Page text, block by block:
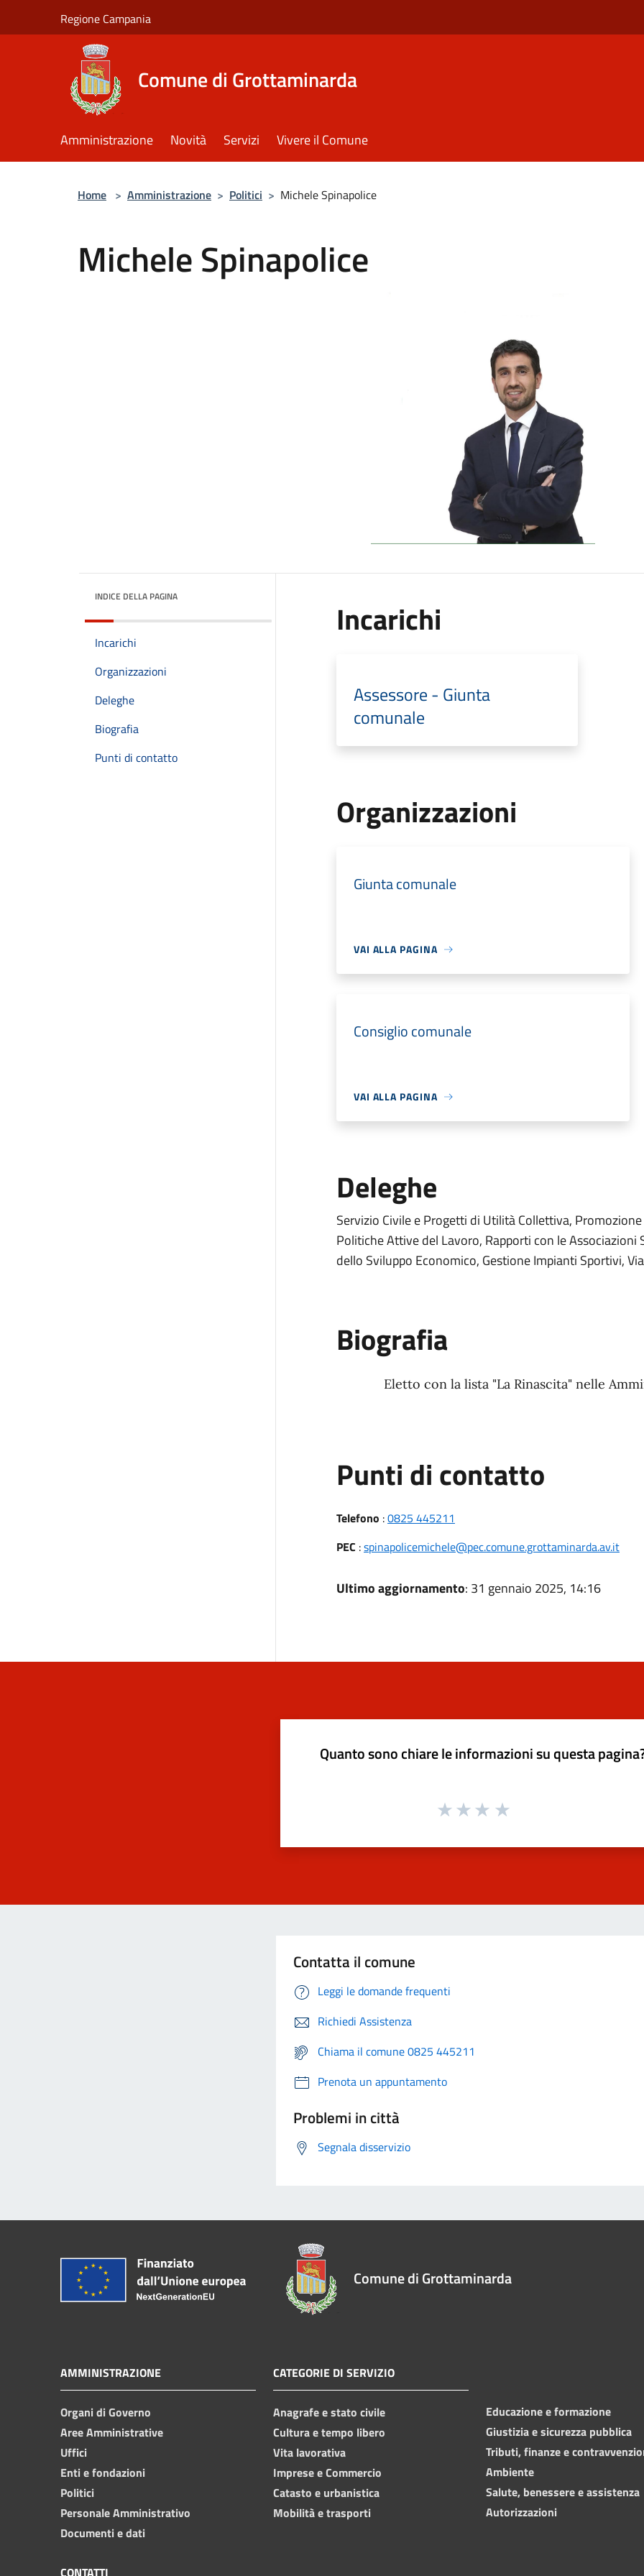
Regione Campania
Comune di Grottaminarda
Amministrazione Novità Servizi Vivere il Comune
Home > Amministrazione > Politici > Michele Spinapolice
Michele Spinapolice
INDICE DELLA PAGINA
Incarichi
Organizzazioni
Deleghe
Biografia
Punti di contatto
Incarichi
Assessore - Giunta
comunale
Organizzazioni
Giunta comunale
VAI ALLA PAGINA
Consiglio comunale
VAI ALLA PAGINA
Deleghe
Servizio Civile e Progetti di Utilità Collettiva,
Politiche Attive del Lavoro, Rapporti con le
dello Sviluppo Economico, Gestione Impianti Sportivi,
Biografia
Eletto con la lista "La Rinascita" nelle
Punti di contatto
Telefono :0825 445211
PEC :spinapolicemichele@pec.comune.grottaminarda.av.it
Ultimo aggiornamento: 31 gennaio 2025, 14:16
Quanto sono chiare le informazioni su questa
Contatta il comune
Leggi le domande frequenti
Richiedi Assistenza
Chiama il comune 0825 445211
Prenota un appuntamento
Problemi in città
Segnala disservizio
Comune di Grottaminarda
AMMINISTRAZIONE
Organi di Governo
Aree Amministrative
Uffici
Enti e fondazioni
Politici
Personale Amministrativo
Documenti e dati
CATEGORIE DI SERVIZIO
Anagrafe e stato civile
Cultura e tempo libero
Vita lavorativa
Imprese e Commercio
Catasto e urbanistica
Mobilità e trasporti
Educazione e formazione
Giustizia e sicurezza pubblica
Tributi, finanze e
Ambiente
Salute, benessere e assistenza
Autorizzazioni
CONTATTI